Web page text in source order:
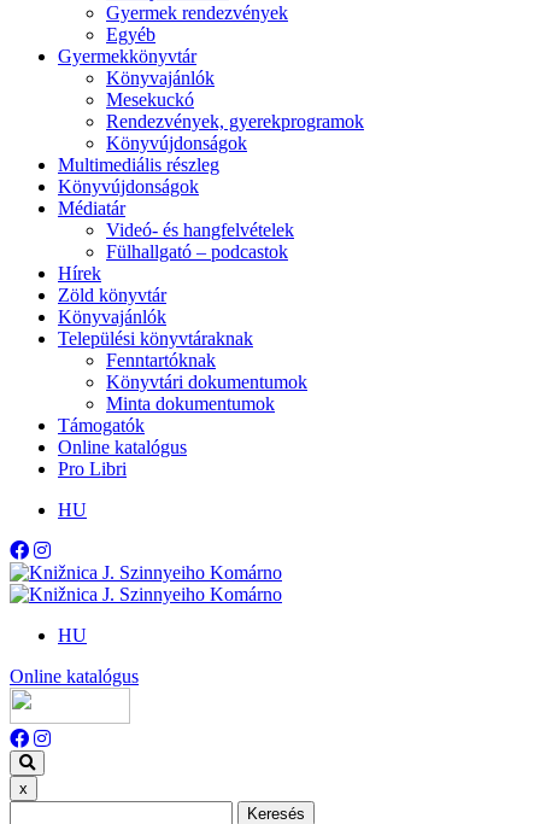
Gyermek rendezvények
Egyéb
Gyermekkönyvtár
Könyvajánlók
Mesekuckó
Rendezvények, gyerekprogramok
Könyvújdonságok
Multimediális részleg
Könyvújdonságok
Médiatár
Videó- és hangfelvételek
Fülhallgató – podcastok
Hírek
Zöld könyvtár
Könyvajánlók
Települési könyvtáraknak
Fenntartóknak
Könyvtári dokumentumok
Minta dokumentumok
Támogatók
Online katalógus
Pro Libri
HU
HU
Online katalógus
x
Keresés